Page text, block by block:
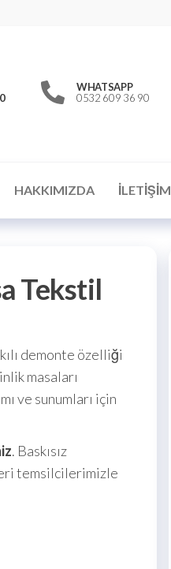
WHATSAPP
0532 609 36 90
HAKKIMIZDA İLETIŞIM
Tekstil
demonte özelliği
masaları
ve sunumları için
. Baskısız
temsilcilerimizle